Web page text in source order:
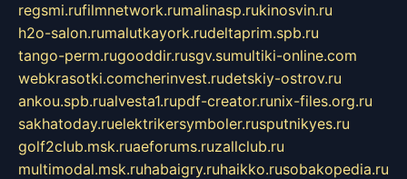
regsmi.rufilmnetwork.rumalinasp.rukinosvin.ru
h2o-salon.rumalutkayork.rudeltaprim.spb.ru
tango-perm.rugooddir.rusgv.sumultiki-online.com
webkrasotki.comcherinvest.rudetskiy-ostrov.ru
ankou.spb.rualvesta1.rupdf-creator.runix-files.org.ru
sakhatoday.ruelektrikersymboler.rusputnikyes.ru
golf2club.msk.ruaeforums.ruzallclub.ru
multimodal.msk.ruhabaigry.ruhaikko.rusobakopedia.ru